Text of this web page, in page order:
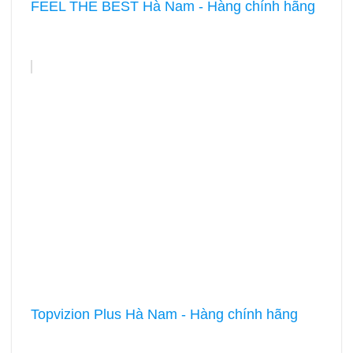
FEEL THE BEST Hà Nam - Hàng chính hãng
Topvizion Plus Hà Nam - Hàng chính hãng